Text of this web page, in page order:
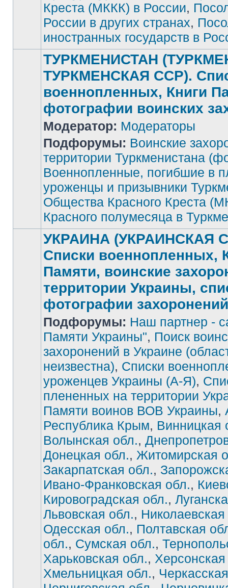
Креста (МККК) в России,
России в других странах,
иностранных государств в
Нет
сообщений
ТУРКМЕНИСТАН
ТУРКМЕНСКАЯ ССР).
военнопленных, Книги
фотографии воинских
Модератор: Модераторы
Подфорумы: Воинские
территории Туркменистана
Военнопленные, погибшие в
уроженцы и призывники
Общества Красного Креста
Красного полумесяца в
Нет
непрочитанных
УКРАИНА (УКРАИНСКАЯ
Списки военнопленных,
Памяти, воинские
территории Украины,
фотографии захоронений
Подфорумы: Наш партнер -
Памяти Украины", Поиск
захоронений в Украине
неизвестна), Списки
уроженцев Украины (А-Я),
плененных на территории
Памяти воинов ВОВ Украины,
Республика Крым, Винницкая
Волынская обл.,
Донецкая обл., Житомирская
Закарпатская обл.,
Ивано-Франковская обл.,
Кировоградская обл.,
Львовская обл.,
Одесская обл., Полтавская
обл., Сумская обл.,
Харьковская обл.,
Хмельницкая обл.,